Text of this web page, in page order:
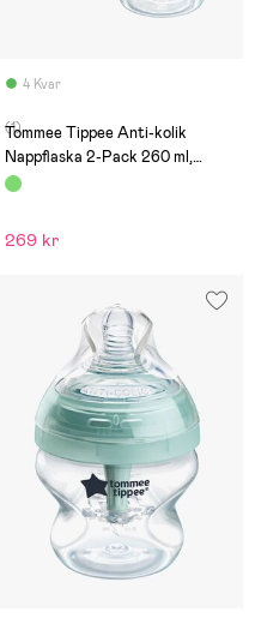
4 Kvar
(1)
Tommee Tippee Anti-kolik
Nappflaska 2-Pack 260 ml,
Green
269 kr